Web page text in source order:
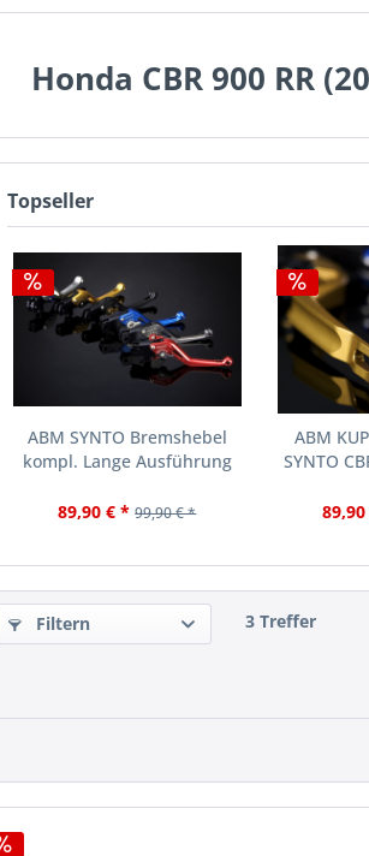
Honda CBR 900 RR
Topseller
ABM SYNTO Bremshebel
kompl. Lange Ausführung
89,90 € * 99,90 € *
ABM
SYNTO
Filtern 3 Treffer